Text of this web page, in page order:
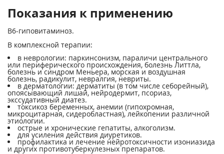
Показания к применению
В6-гиповитаминоз.
В комплексной терапии:
в неврологии: паркинсонизм, параличи центрального
или периферического происхождения, болезнь Литтла,
болезнь и синдром Меньера, морская и воздушная
болезнь, радикулит, невралгия, невриты.
в дерматологии: дерматиты (в том числе себорейный),
опоясывающий лишай, нейродермит, псориаз,
экссудативный диатез.
токсикоз беременных, анемии (гипохромная,
микроцитарная, сидеробластная), лейкопении различной
этиологии.
острые и хронические гепатиты, алкоголизм.
для усиления действия диуретиков.
профилактика и лечение нейротоксичности изониазида
и других противотуберкулезных препаратов.